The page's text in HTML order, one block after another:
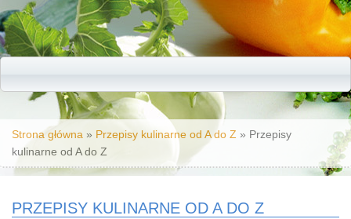
Jesteś tutaj
Strona główna » Przepisy kulinarne od A do Z » Przepisy
kulinarne od A do Z
PRZEPISY KULINARNE OD A DO Z